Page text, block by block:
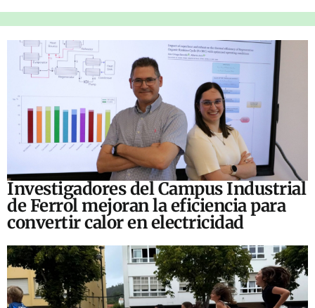
Investigadores del Campus Industrial
de Ferrol mejoran la eficiencia para
convertir calor en electricidad